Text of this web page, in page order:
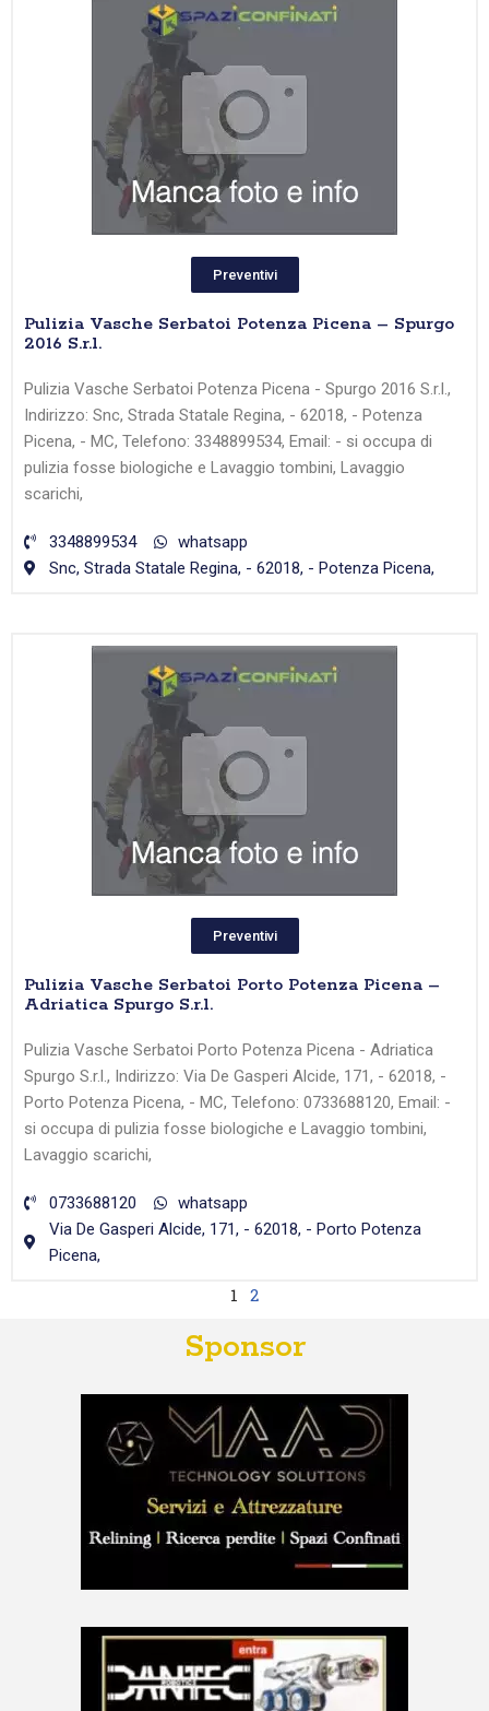
Preventivi
Pulizia Vasche Serbatoi Potenza Picena – Spurgo
2016 S.r.l.
Pulizia Vasche Serbatoi Potenza Picena - Spurgo 2016 S.r.l.,
Indirizzo: Snc, Strada Statale Regina, - 62018, - Potenza
Picena, - MC, Telefono: 3348899534, Email: - si occupa di
pulizia fosse biologiche e Lavaggio tombini, Lavaggio
scarichi,
3348899534
whatsapp
Snc, Strada Statale Regina, - 62018, - Potenza Picena,
Preventivi
Pulizia Vasche Serbatoi Porto Potenza Picena –
Adriatica Spurgo S.r.l.
Pulizia Vasche Serbatoi Porto Potenza Picena - Adriatica
Spurgo S.r.l., Indirizzo: Via De Gasperi Alcide, 171, - 62018, -
Porto Potenza Picena, - MC, Telefono: 0733688120, Email: -
si occupa di pulizia fosse biologiche e Lavaggio tombini,
Lavaggio scarichi,
0733688120
whatsapp
Via De Gasperi Alcide, 171, - 62018, - Porto Potenza
Picena,
1 2
Sponsor